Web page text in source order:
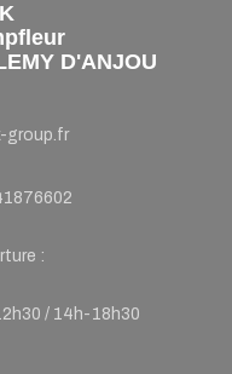
D'ANJOU
group.fr
:
/ 14h-18h30